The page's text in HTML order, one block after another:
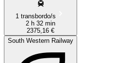
1 transbordo/s
2 h 32 min
2375,16 €
South Western Railway